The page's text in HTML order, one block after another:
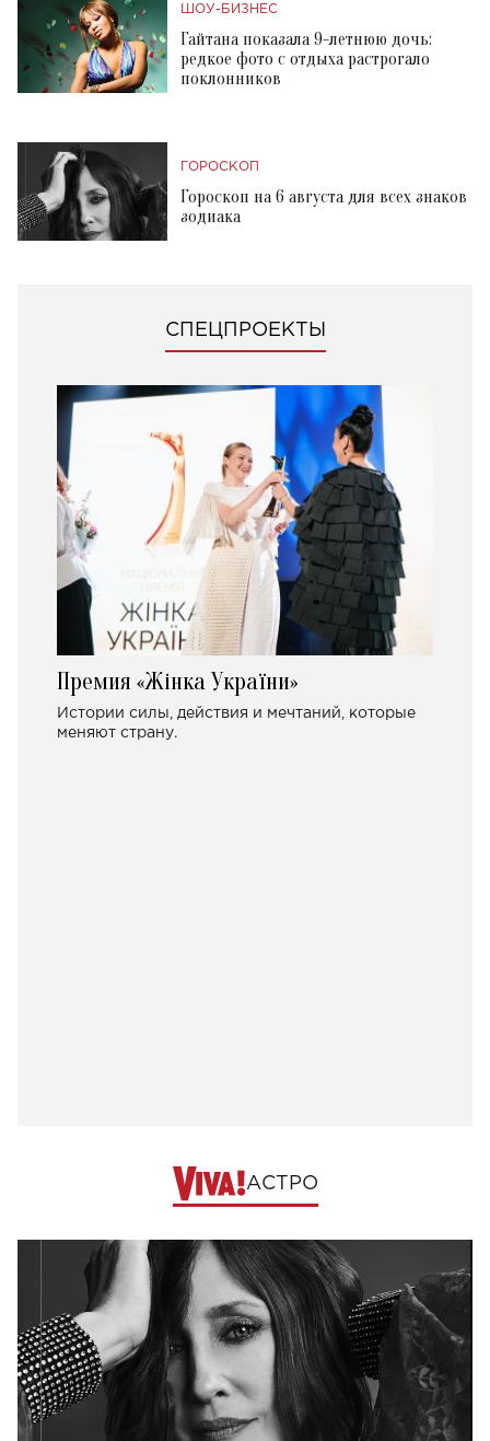
ШОУ-БИЗНЕС
Гайтана показала 9-летнюю дочь:
редкое фото с отдыха растрогало
поклонников
ГОРОСКОП
Гороскоп на 6 августа для всех знаков
зодиака
СПЕЦПРОЕКТЫ
Премия «Жінка України»
Истории силы, действия и мечтаний, которые
меняют страну.
АСТРО